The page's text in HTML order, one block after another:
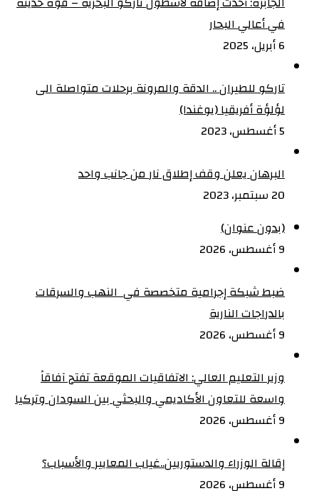
في أعالي البحار
6 أبريل، 2025
تاركو للطيران .. الدقة والمرونة برحلات متواصلة الى
لؤلؤة أفريقيا (يوغندا)
5 أغسطس، 2023
البرهان يعلن وقف إطلاق نار من جانب واحد
20 سبتمبر، 2023
(بدون عنوان)
9 أغسطس، 2026
ضبط شبكة إجرامية متخصصة في النهب والسرقات
بالدراجات النارية‏
9 أغسطس، 2026
وزير التعليم العالي: الاتفاقيات الموقعة تفتح آفاقاً
واسعة للتعاون الأكاديمي والبحثي بين السودان وتركيا
9 أغسطس، 2026
إقالة الوزراء والدستوريين..غياب المعايير والأسباب؟
9 أغسطس، 2026